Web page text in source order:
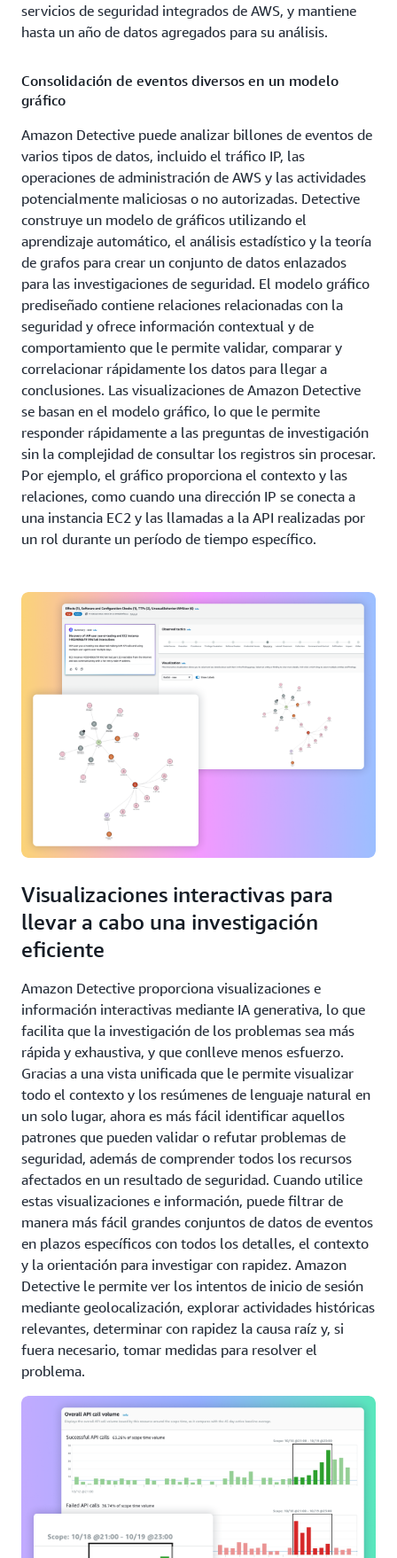
servicios de seguridad integrados de AWS, y mantiene
hasta un año de datos agregados para su análisis.
Consolidación de eventos diversos en un modelo
gráfico
Amazon Detective puede analizar billones de eventos de
varios tipos de datos, incluido el tráfico IP, las
operaciones de administración de AWS y las actividades
potencialmente maliciosas o no autorizadas. Detective
construye un modelo de gráficos utilizando el
aprendizaje automático, el análisis estadístico y la teoría
de grafos para crear un conjunto de datos enlazados
para las investigaciones de seguridad. El modelo gráfico
prediseñado contiene relaciones relacionadas con la
seguridad y ofrece información contextual y de
comportamiento que le permite validar, comparar y
correlacionar rápidamente los datos para llegar a
conclusiones. Las visualizaciones de Amazon Detective
se basan en el modelo gráfico, lo que le permite
responder rápidamente a las preguntas de investigación
sin la complejidad de consultar los registros sin procesar.
Por ejemplo, el gráfico proporciona el contexto y las
relaciones, como cuando una dirección IP se conecta a
una instancia EC2 y las llamadas a la API realizadas por
un rol durante un período de tiempo específico.
Visualizaciones interactivas para
llevar a cabo una investigación
eficiente
Amazon Detective proporciona visualizaciones e
información interactivas mediante IA generativa, lo que
facilita que la investigación de los problemas sea más
rápida y exhaustiva, y que conlleve menos esfuerzo.
Gracias a una vista unificada que le permite visualizar
todo el contexto y los resúmenes de lenguaje natural en
un solo lugar, ahora es más fácil identificar aquellos
patrones que pueden validar o refutar problemas de
seguridad, además de comprender todos los recursos
afectados en un resultado de seguridad. Cuando utilice
estas visualizaciones e información, puede filtrar de
manera más fácil grandes conjuntos de datos de eventos
en plazos específicos con todos los detalles, el contexto
y la orientación para investigar con rapidez. Amazon
Detective le permite ver los intentos de inicio de sesión
mediante geolocalización, explorar actividades históricas
relevantes, determinar con rapidez la causa raíz y, si
fuera necesario, tomar medidas para resolver el
problema.